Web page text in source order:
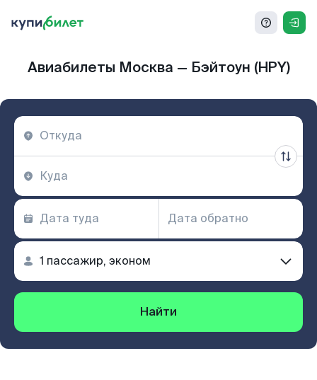
Авиабилеты Москва — Бэйтоун (HPY)
Найти